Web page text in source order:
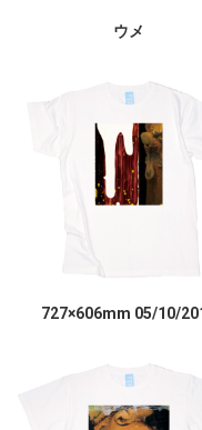
ウメ
727×606mm 05/10/